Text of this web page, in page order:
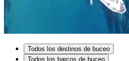
Todos los destinos de buceo
Todos los barcos de buceo